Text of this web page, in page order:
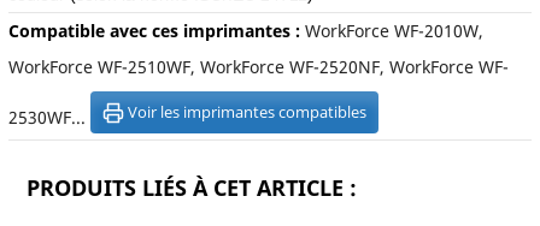
Compatible avec ces imprimantes : WorkForce WF-2010W,
WorkForce WF-2510WF, WorkForce WF-2520NF, WorkForce WF-
2530WF... Voir les imprimantes compatibles
PRODUITS LIÉS À CET ARTICLE :